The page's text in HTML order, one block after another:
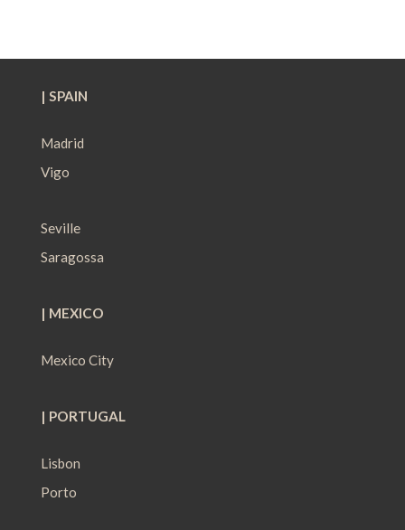
| SPAIN
Madrid
Vigo
Seville
Saragossa
| MEXICO
Mexico City
| PORTUGAL
Lisbon
Porto